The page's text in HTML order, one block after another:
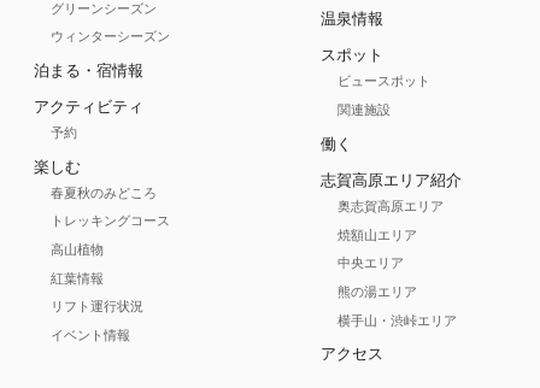
グリーンシーズン
ウィンターシーズン
泊まる・宿情報
アクティビティ
予約
楽しむ
春夏秋のみどころ
トレッキングコース
高山植物
紅葉情報
リフト運行状況
イベント情報
温泉情報
スポット
ビュースポット
関連施設
働く
志賀高原エリア紹介
奥志賀高原エリア
焼額山エリア
中央エリア
熊の湯エリア
横手山・渋峠エリア
アクセス